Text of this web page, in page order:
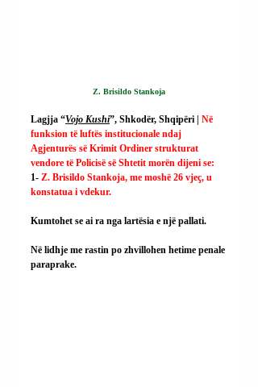
Z. Brisildo Stankoja
Lagjja “Vojo Kushi”, Shkodër, Shqipëri | Në
funksion të luftës institucionale ndaj
Agjenturës së Krimit Ordiner strukturat
vendore të Policisë së Shtetit morën dijeni se:
1- Z. Brisildo Stankoja, me moshë 26 vjeç, u
konstatua i vdekur.
Kumtohet se ai ra nga lartësia e një pallati.
Në lidhje me rastin po zhvillohen hetime penale
paraprake.